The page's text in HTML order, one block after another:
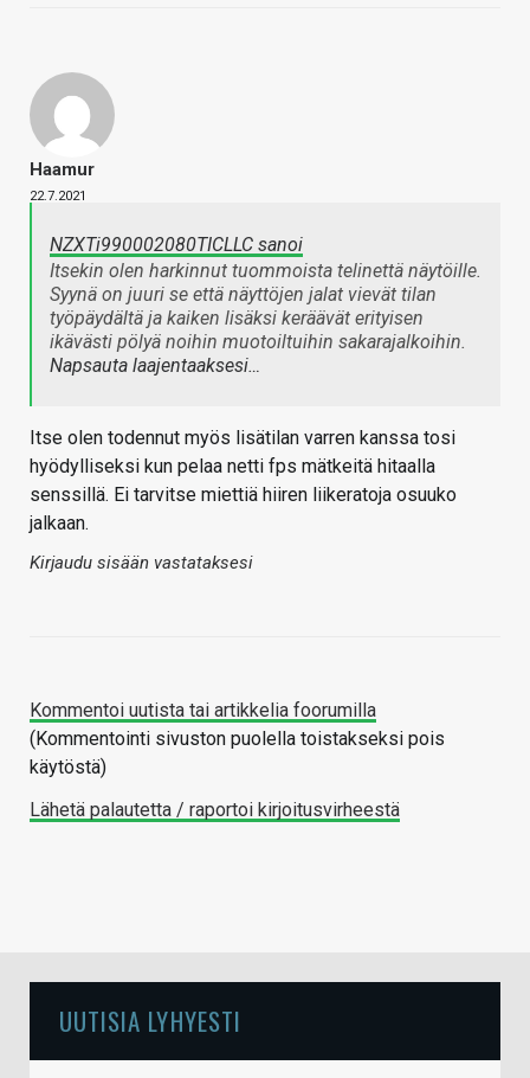
Haamur
22.7.2021
NZXTi990002080TICLLC sanoi
Itsekin olen harkinnut tuommoista telinettä näytöille.
Syynä on juuri se että näyttöjen jalat vievät tilan
työpäydältä ja kaiken lisäksi keräävät erityisen
ikävästi pölyä noihin muotoiltuihin sakarajalkoihin.
Napsauta laajentaaksesi…
Itse olen todennut myös lisätilan varren kanssa tosi
hyödylliseksi kun pelaa netti fps mätkeitä hitaalla
senssillä. Ei tarvitse miettiä hiiren liikeratoja osuuko
jalkaan.
Kirjaudu sisään vastataksesi
Kommentoi uutista tai artikkelia foorumilla
(Kommentointi sivuston puolella toistakseksi pois
käytöstä)
Lähetä palautetta / raportoi kirjoitusvirheestä
UUTISIA LYHYESTI